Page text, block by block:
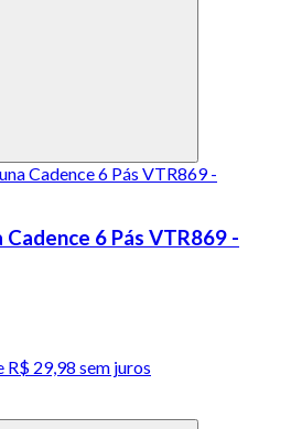
6 Pás VTR869 -
R$ 29,98 sem juros